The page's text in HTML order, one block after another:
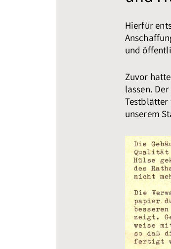
Hierfür
und
Zuvor
lassen.
unserem